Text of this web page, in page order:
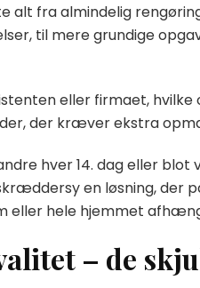
fra almindelig
til mere grundige
eller firmaet, hvilke
der kræver ekstra
hver 14. dag eller blot
en løsning, der
eller hele hjemmet
– de